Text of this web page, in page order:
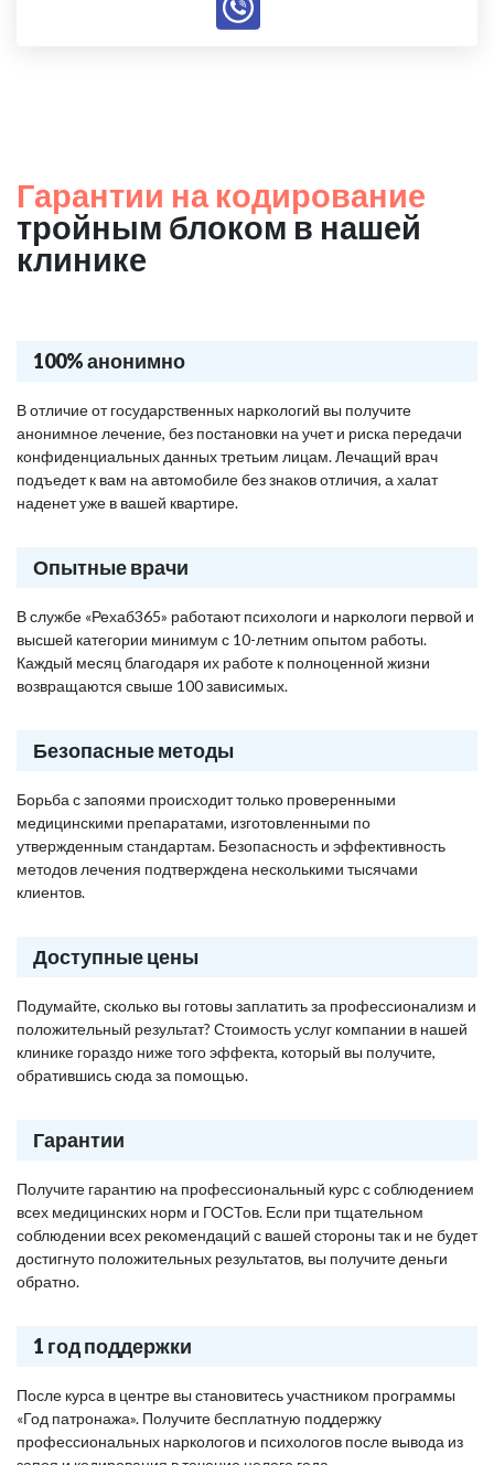
Гарантии на кодирование
тройным блоком в нашей
клинике
100% анонимно
В отличие от государственных наркологий вы получите
анонимное лечение, без постановки на учет и риска передачи
конфиденциальных данных третьим лицам. Лечащий врач
подъедет к вам на автомобиле без знаков отличия, а халат
наденет уже в вашей квартире.
Опытные врачи
В службе «Рехаб365» работают психологи и наркологи первой и
высшей категории минимум с 10-летним опытом работы.
Каждый месяц благодаря их работе к полноценной жизни
возвращаются свыше 100 зависимых.
Безопасные методы
Борьба с запоями происходит только проверенными
медицинскими препаратами, изготовленными по
утвержденным стандартам. Безопасность и эффективность
методов лечения подтверждена несколькими тысячами
клиентов.
Доступные цены
Подумайте, сколько вы готовы заплатить за профессионализм и
положительный результат? Стоимость услуг компании в нашей
клинике гораздо ниже того эффекта, который вы получите,
обратившись сюда за помощью.
Гарантии
Получите гарантию на профессиональный курс с соблюдением
всех медицинских норм и ГОСТов. Если при тщательном
соблюдении всех рекомендаций с вашей стороны так и не будет
достигнуто положительных результатов, вы получите деньги
обратно.
1 год поддержки
После курса в центре вы становитесь участником программы
«Год патронажа». Получите бесплатную поддержку
профессиональных наркологов и психологов после вывода из